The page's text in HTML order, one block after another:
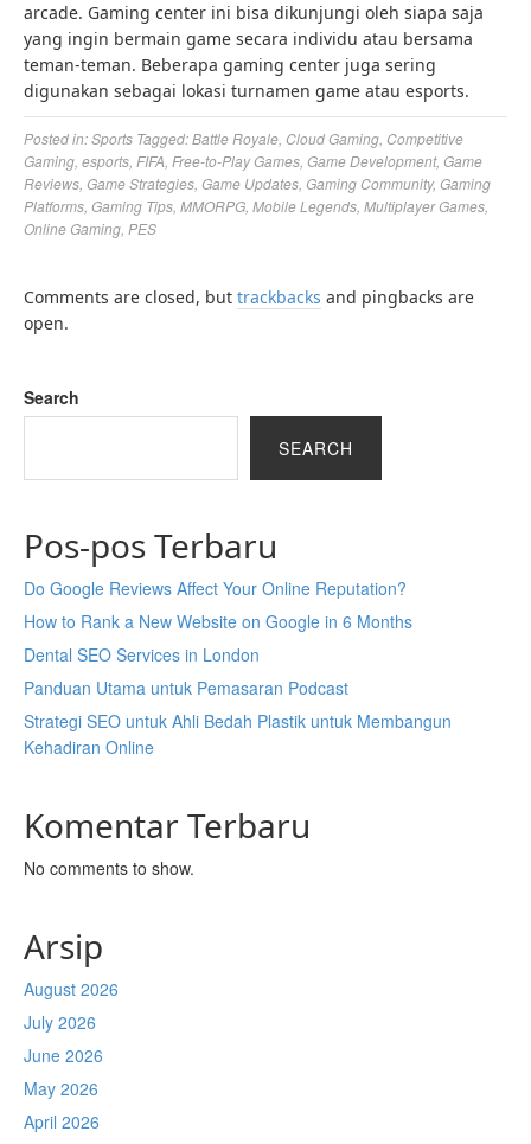
arcade. Gaming center ini bisa dikunjungi oleh siapa saja
yang ingin bermain game secara individu atau bersama
teman-teman. Beberapa gaming center juga sering
digunakan sebagai lokasi turnamen game atau esports.
Posted in:Sports Tagged:Battle Royale Cloud Gaming Competitive
Gaming esports FIFA Free-to-Play Games Game Development, Game
Reviews Game Strategies Game Updates Gaming Community, Gaming
Platforms Gaming Tips MMORPG Mobile Legends Multiplayer Games
Online Gaming PES
Comments are closed, but trackbacks and pingbacks are
open.
Search
SEARCH
Pos-pos Terbaru
Do Google Reviews Affect Your Online Reputation?
How to Rank a New Website on Google in 6 Months
Dental SEO Services in London
Panduan Utama untuk Pemasaran Podcast
Strategi SEO untuk Ahli Bedah Plastik untuk Membangun
Kehadiran Online
Komentar Terbaru
No comments to show.
Arsip
August 2026
July 2026
June 2026
May 2026
April 2026